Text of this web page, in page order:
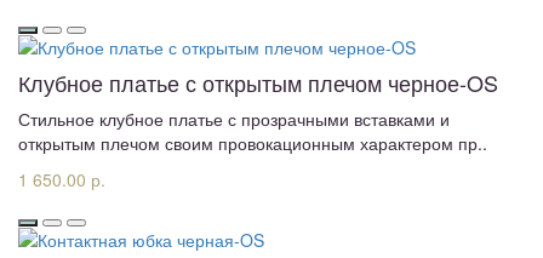
Клубное платье с открытым плечом черное-OS
Стильное клубное платье с прозрачными вставками и
открытым плечом своим провокационным характером пр..
1 650.00 р.